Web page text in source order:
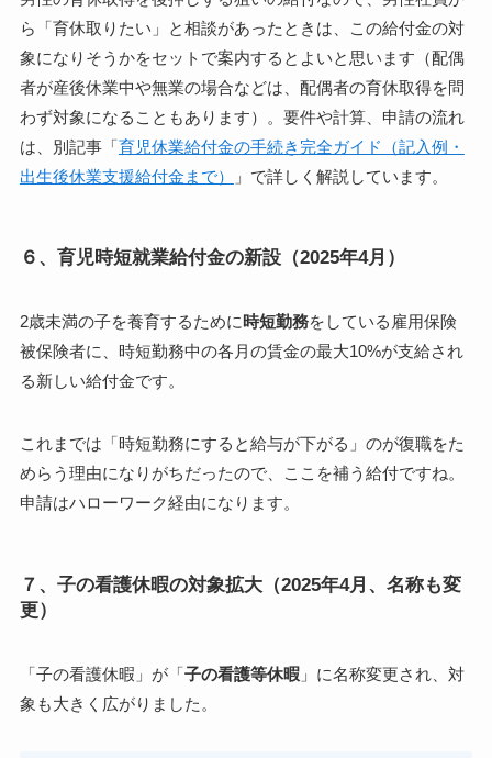
ら「育休取りたい」と相談があったときは、この給付金の対
象になりそうかをセットで案内するとよいと思います（配偶
者が産後休業中や無業の場合などは、配偶者の育休取得を問
わず対象になることもあります）。要件や計算、申請の流れ
は、別記事「育児休業給付金の手続き完全ガイド（記入例・
出生後休業支援給付金まで）
」で詳しく解説しています。
６、育児時短就業給付金の新設（2025年4月）
2歳未満の子を養育するために時短勤務をしている雇用保険
被保険者に、 時短勤務中の各月の賃金の最大10%が支給され
る新しい給付金です。
これまでは「時短勤務にすると給与が下がる」のが復職をた
めらう理由になりがちだったので、ここを補う給付ですね。
申請はハローワーク経由になります。
７、子の看護休暇の対象拡大（2025年4月、名称も変
更）
「子の看護休暇」が「子の看護等休暇」に名称変更され、対
象も大きく広がりました。